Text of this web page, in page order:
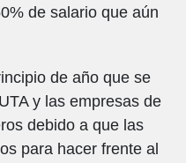
de salario que aún
de año que se
y las empresas de
debido a que las
para hacer frente al